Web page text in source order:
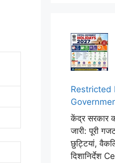
Restricted
केंद्र सरकार
जारी: पूरी
छुट्टियां,
दिशानिर्देश